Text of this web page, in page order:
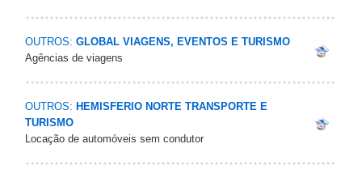
OUTROS: GLOBAL VIAGENS, EVENTOS E TURISMO
Agências de viagens
OUTROS: HEMISFERIO NORTE TRANSPORTE E
TURISMO
Locação de automóveis sem condutor